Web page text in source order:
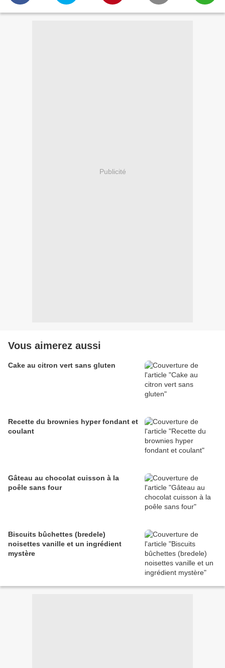
Publicité
Vous aimerez aussi
Cake au citron vert sans gluten
Recette du brownies hyper fondant et
coulant
Gâteau au chocolat cuisson à la
poêle sans four
Biscuits bûchettes (bredele)
noisettes vanille et un ingrédient
mystère